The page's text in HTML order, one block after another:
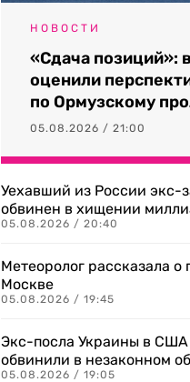
НОВОСТИ
«Сдача позиций»:
оценили
по Ормузскому
05.08.2026 / 21:00
Уехавший из России экс-
обвинен в хищении
05.08.2026 / 20:40
Метеоролог рассказала о
Москве
05.08.2026 / 19:45
Экс-посла Украины в
обвинили в незаконном
05.08.2026 / 19:05